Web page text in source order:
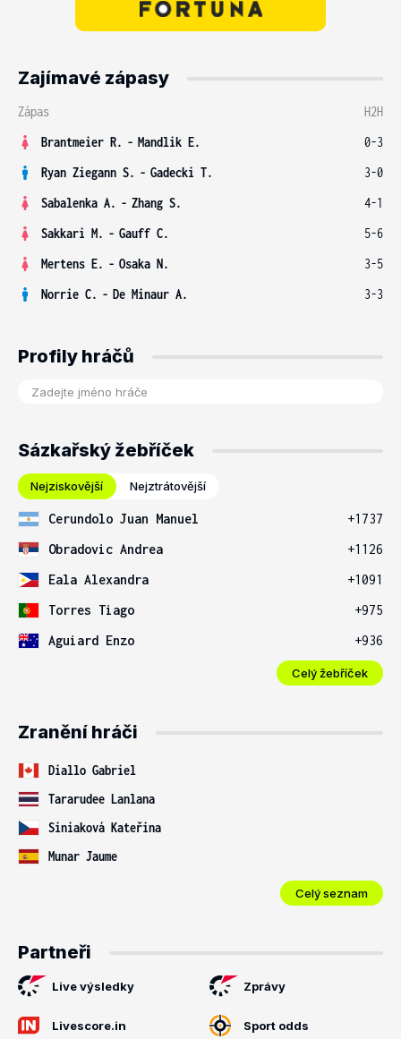
Zajímavé zápasy
Zápas
H2H
Brantmeier R. - Mandlik E.
0-3
Ryan Ziegann S. - Gadecki T.
3-0
Sabalenka A. - Zhang S.
4-1
Sakkari M. - Gauff C.
5-6
Mertens E. - Osaka N.
3-5
Norrie C. - De Minaur A. 3-3
Profily hráčů
Sázkařský žebříček
Nejziskovější Nejztrátovější
Cerundolo Juan Manuel
+1737
Obradovic Andrea
+1126
Eala Alexandra
+1091
Torres Tiago
+975
Aguiard Enzo
+936
Celý žebříček
Zranění hráči
Diallo Gabriel
Tararudee Lanlana
Siniaková Kateřina
Munar Jaume
Celý seznam
Partneři
Live výsledky Zprávy
Livescore.in Sport odds